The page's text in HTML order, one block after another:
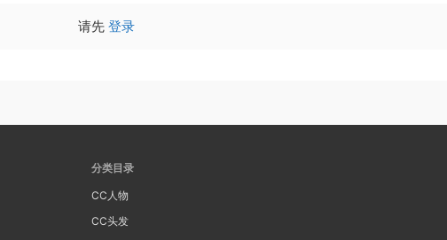
请先 登录
分类目录
CC人物
CC头发